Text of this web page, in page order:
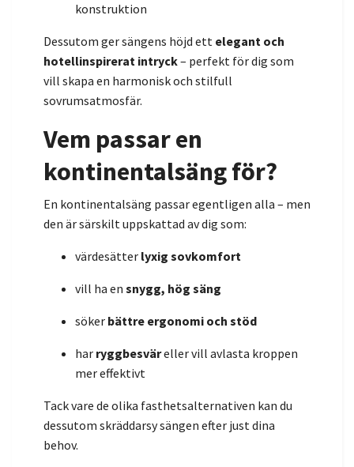
konstruktion
Dessutom ger sängens höjd ett elegant och
hotellinspirerat intryck– perfekt för dig som
vill skapa en harmonisk och stilfull
sovrumsatmosfär.
Vem passar en
kontinentalsäng för?
En kontinentalsäng passar egentligen alla – men
den är särskilt uppskattad av dig som:
värdesätter lyxig sovkomfort
vill ha en snygg, hög säng
söker bättre ergonomi och stöd
har ryggbesväreller vill avlasta kroppen
mer effektivt
Tack vare de olika fasthetsalternativen kan du
dessutom skräddarsy sängen efter just dina
behov.